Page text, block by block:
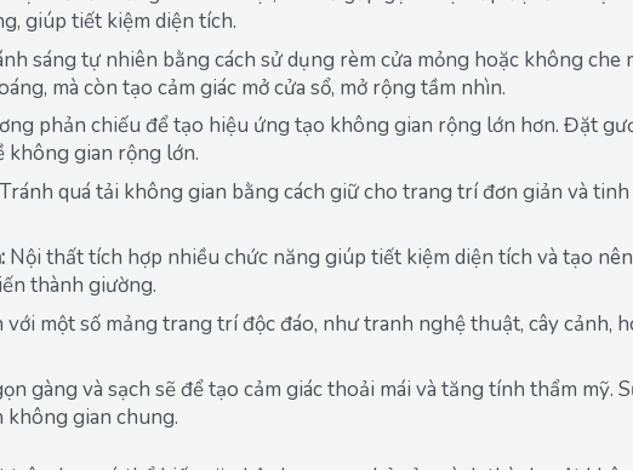
giúp tiết kiệm diện tích.
sáng tự nhiên bằng cách sử dụng rèm cửa mỏng hoặc không
mà còn tạo cảm giác mở cửa sổ, mở rộng tầm nhìn.
phản chiếu để tạo hiệu ứng tạo không gian rộng lớn hơn. Đặt
không gian rộng lớn.
Tránh quá tải không gian bằng cách giữ cho trang trí đơn giản và
Nội thất tích hợp nhiều chức năng giúp tiết kiệm diện tích và tạo
thành giường.
với một số mảng trang trí độc đáo, như tranh nghệ thuật, cây cảnh,
gàng và sạch sẽ để tạo cảm giác thoải mái và tăng tính thẩm
gian chung.